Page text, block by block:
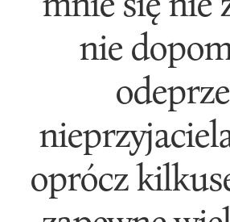
nie
oprócz